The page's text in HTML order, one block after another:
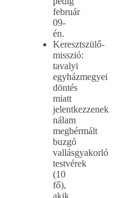
február
09-
én.
Keresztszülő-
misszió:
tavalyi
egyházmegyei
döntés
miatt
jelentkezzenek
nálam
megbérmált
buzgó
vallásgyakorló
testvérek
(10
fő),
akik